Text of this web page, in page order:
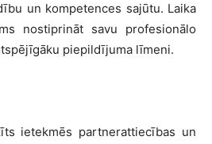
un kompetences sajūtu. Laika
nostiprināt savu profesionālo
piepildījuma līmeni.
ietekmēs partnerattiecības un